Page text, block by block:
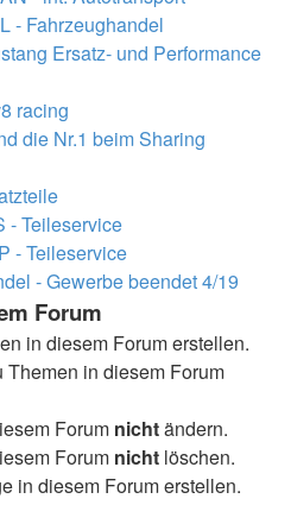
- Fahrzeughandel
Ersatz- und Performance
racing
die Nr.1 beim Sharing
Teileservice
- Teileservice
- Gewerbe beendet 4/19
Forum
in diesem Forum erstellen.
Themen in diesem Forum
Forum nichtändern.
Forum nicht löschen.
in diesem Forum erstellen.